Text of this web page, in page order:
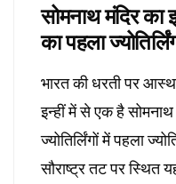
सोमनाथ मंदिर का
का पहला
भारत की धरती पर
इन्हीं में से एक है
ज्योतिर्लिंगों में पहला
सौराष्ट्र तट पर स्थित